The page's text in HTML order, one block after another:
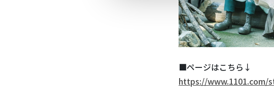
■ページはこちら↓
https://www.1101.com/